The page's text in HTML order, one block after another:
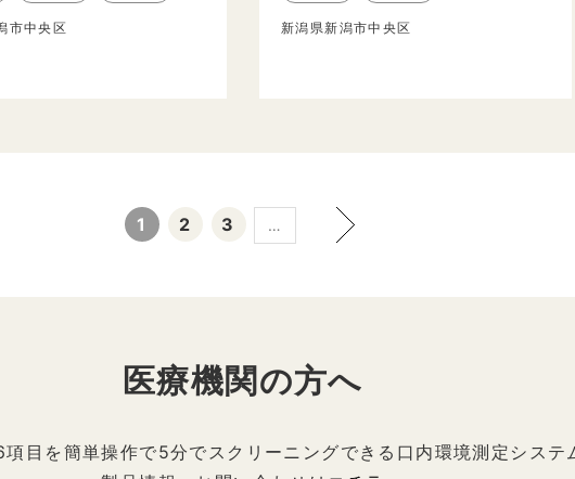
市中央区 新潟県新潟市中央区
1 2 3 …
医療機関の方へ
目を簡単操作で5分でスクリーニングできる口内環境測定システ